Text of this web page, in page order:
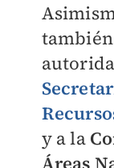
y a la
Áreas